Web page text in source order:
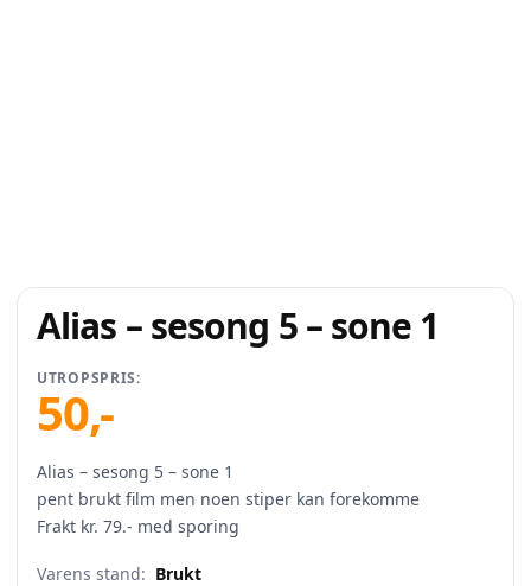
Alias – sesong 5 – sone 1
UTROPSPRIS:
50,-
Alias – sesong 5 – sone 1
pent brukt film men noen stiper kan forekomme
Frakt kr. 79.- med sporing
Varens stand: Brukt